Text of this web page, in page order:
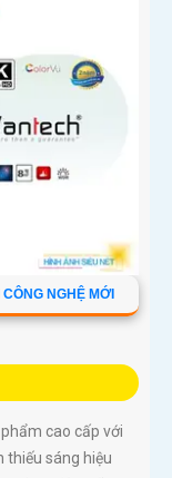
NGHỆ MỚI
cao cấp với
thiếu sáng hiệu